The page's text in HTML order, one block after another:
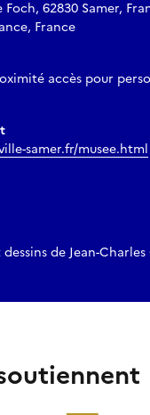
62830 Samer,
France
accès pour
samer.fr/musee.html
de Jean-